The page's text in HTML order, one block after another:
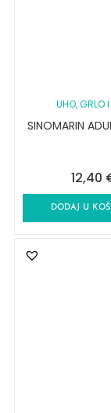
UHO, GRLO
SINOMARIN
12,40
DODAJ U